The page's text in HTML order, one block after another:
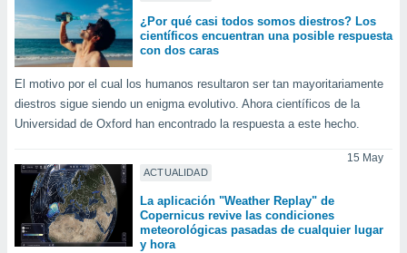
¿Por qué casi todos somos diestros? Los
científicos encuentran una posible respuesta
con dos caras
El motivo por el cual los humanos resultaron ser tan mayoritariamente
diestros sigue siendo un enigma evolutivo. Ahora científicos de la
Universidad de Oxford han encontrado la respuesta a este hecho.
ACTUALIDAD
15 May
La aplicación "Weather Replay" de
Copernicus revive las condiciones
meteorológicas pasadas de cualquier lugar
y hora